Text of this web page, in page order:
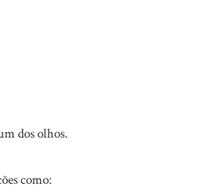
dos olhos.
como: